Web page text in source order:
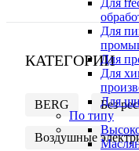
Для
Для
Для
Для
Для
По типу
КАТЕГОРИИ
BERG Без
Воздушные